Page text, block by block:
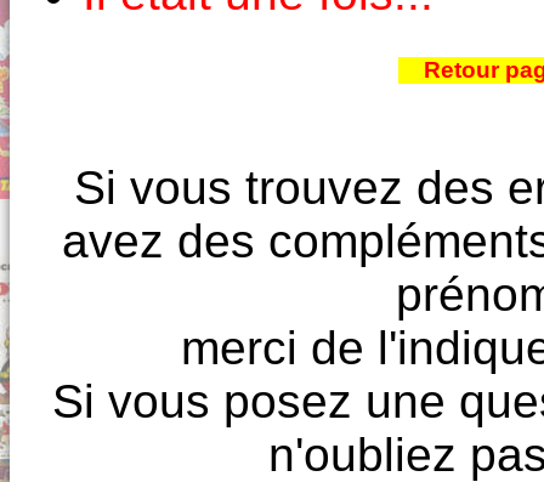
Retour
Si vous trouvez des
avez des
merci de
Si vous posez une
n'oubliez